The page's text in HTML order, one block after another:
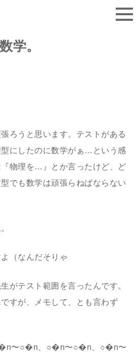
学。
ろうと思います。テストがある
にしたのに数学がぁ…という感
物理を…』とか言ったけど、ど
でも数学は頑張らねばならない
（なんだそりゃ
がテスト範囲を言ったんです。
すが、メモして、とも言わず
〜○�n、○�n〜○�n、○�n〜